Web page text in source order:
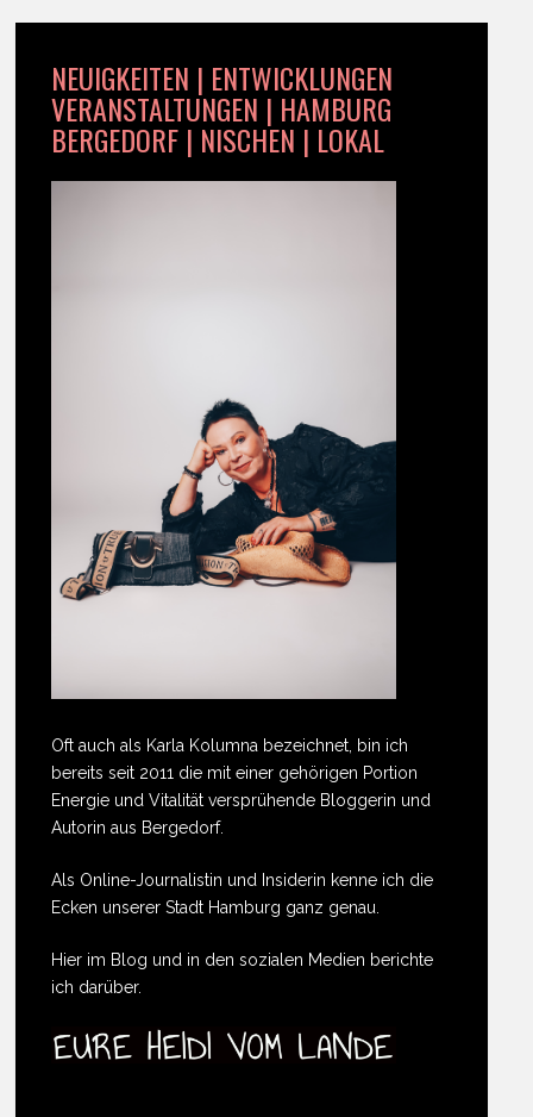
NEUIGKEITEN | ENTWICKLUNGEN
VERANSTALTUNGEN | HAMBURG
BERGEDORF | NISCHEN | LOKAL
Oft auch als Karla Kolumna bezeichnet, bin ich
bereits seit 2011 die mit einer gehörigen Portion
Energie und Vitalität versprühende Bloggerin und
Autorin aus Bergedorf.
Als Online-Journalistin und Insiderin kenne ich die
Ecken unserer Stadt Hamburg ganz genau.
Hier im Blog und in den sozialen Medien berichte
ich darüber.